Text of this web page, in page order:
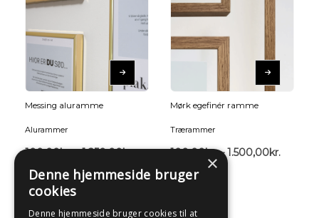
Messing aluramme
Alurammer
100,00kr. – 1.250,00kr.
Mørk egefinér ramme
Trærammer
100,00kr. – 1.500,00kr.
×
Denne hjemmeside bruger
cookies
Denne hjemmeside bruger cookies til at